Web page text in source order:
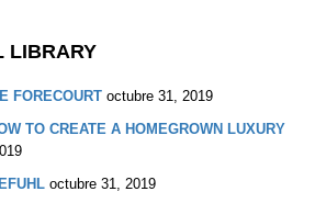
LIBRARY
FORECOURT octubre 31, 2019
TO CREATE A HOMEGROWN LUXURY
octubre 31, 2019